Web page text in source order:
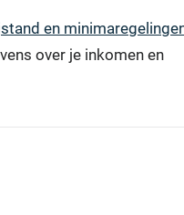
en
over je inkomen en